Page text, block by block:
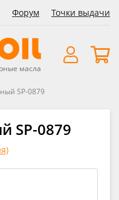
Форум Точки выдачи
масла
SP-0879
SP-0879